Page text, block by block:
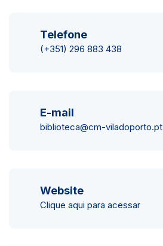
Telefone
(+351) 296 883 438
E-mail
biblioteca@cm-viladoporto.pt
Website
Clique aqui para acessar